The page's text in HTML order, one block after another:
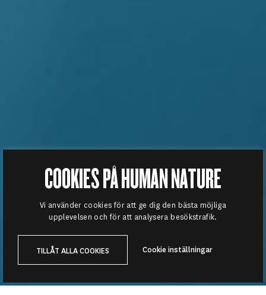
COOKIES PÅ HUMAN NATURE
Vi använder cookies för att ge dig den bästa möjliga
upplevelsen och för att analysera besökstrafik.
TILLÅT ALLA COOKIES Cookie inställningar